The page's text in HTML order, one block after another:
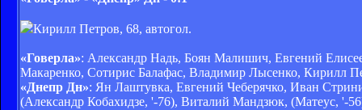
Кирилл Петров, 68, автогол.
«Говерла»: Александр Надь, Боян Малишич, Евгений
Макаренко, Сотирис Балафас, Владимир Лысенко, Кирилл
«Днепр Дн»: Ян Лаштувка, Евгений Чеберячко, Иван
(Александр Кобахидзе, '-76), Виталий Мандзюк, (Матеус, '-